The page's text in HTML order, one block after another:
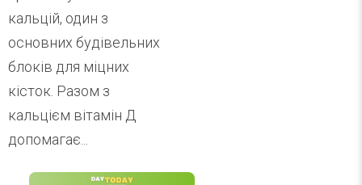
кальцій, один з
основних будівельних
блоків для міцних
кісток. Разом з
кальцієм вітамін Д
допомагає...